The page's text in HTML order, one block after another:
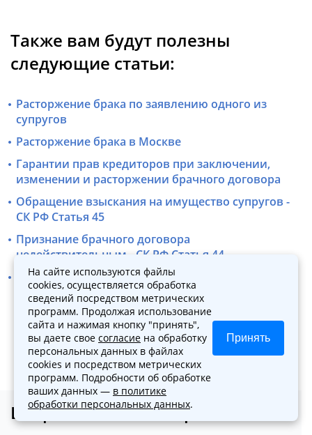
Также вам будут полезны
следующие статьи:
Расторжение брака по заявлению одного из
супругов
Расторжение брака в Москве
Гарантии прав кредиторов при заключении,
изменении и расторжении брачного договора
Обращение взыскания на имущество супругов -
СК РФ Статья 45
Признание брачного договора
недействительным - СК РФ Статья 44
Изменение и расторжение брачного договора -
СК РФ Статья 43
Полезные статьи по
расторжению брака
Вопросы и ответы юристов
На сайте используются файлы
cookies, осуществляется обработка
сведений посредством метрических
программ. Продолжая использование
сайта и нажимая кнопку "принять",
вы даете свое согласие на обработку
персональных данных в файлах
cookies и посредством метрических
программ. Подробности об обработке
ваших данных — в политике
обработки персональных данных.
Принять